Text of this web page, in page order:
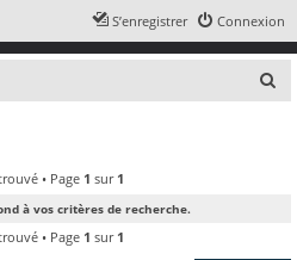
Connexion
S’enregistrer
• Page 1 sur 1
à vos critères de recherche.
• Page 1 sur 1